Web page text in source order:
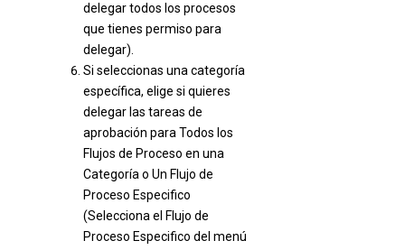
delegar todos los procesos
que tienes permiso para
delegar).
Si seleccionas una categoría
específica, elige si quieres
delegar las tareas de
aprobación para Todos los
Flujos de Proceso en una
Categoría o Un Flujo de
Proceso Especifico
(Selecciona el Flujo de
Proceso Especifico del menú